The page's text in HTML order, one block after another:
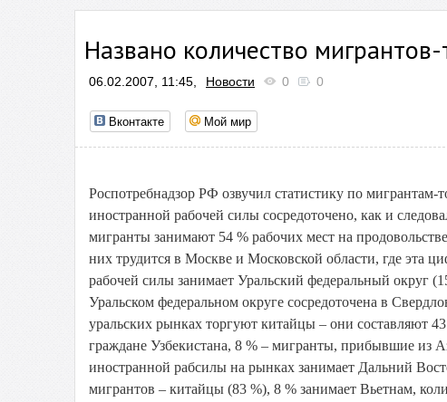
Названо количество
06.02.2007, 11:45, Новости 0 0
Вконтакте Мой мир
Роспотребнадзор РФ озвучил статистику по
иностранной рабочей силы сосредоточено, как и
мигранты занимают 54 % рабочих мест на
них трудится в Москве и Московской области, где эта
рабочей силы занимает Уральский федеральный округ
Уральском федеральном округе сосредоточена в
уральских рынках торгуют китайцы – они составляют
граждане Узбекистана, 8 % – мигранты, прибывшие из
иностранной рабсилы на рынках занимает Дальний
мигрантов – китайцы (83 %), 8 % занимает Вьетнам,